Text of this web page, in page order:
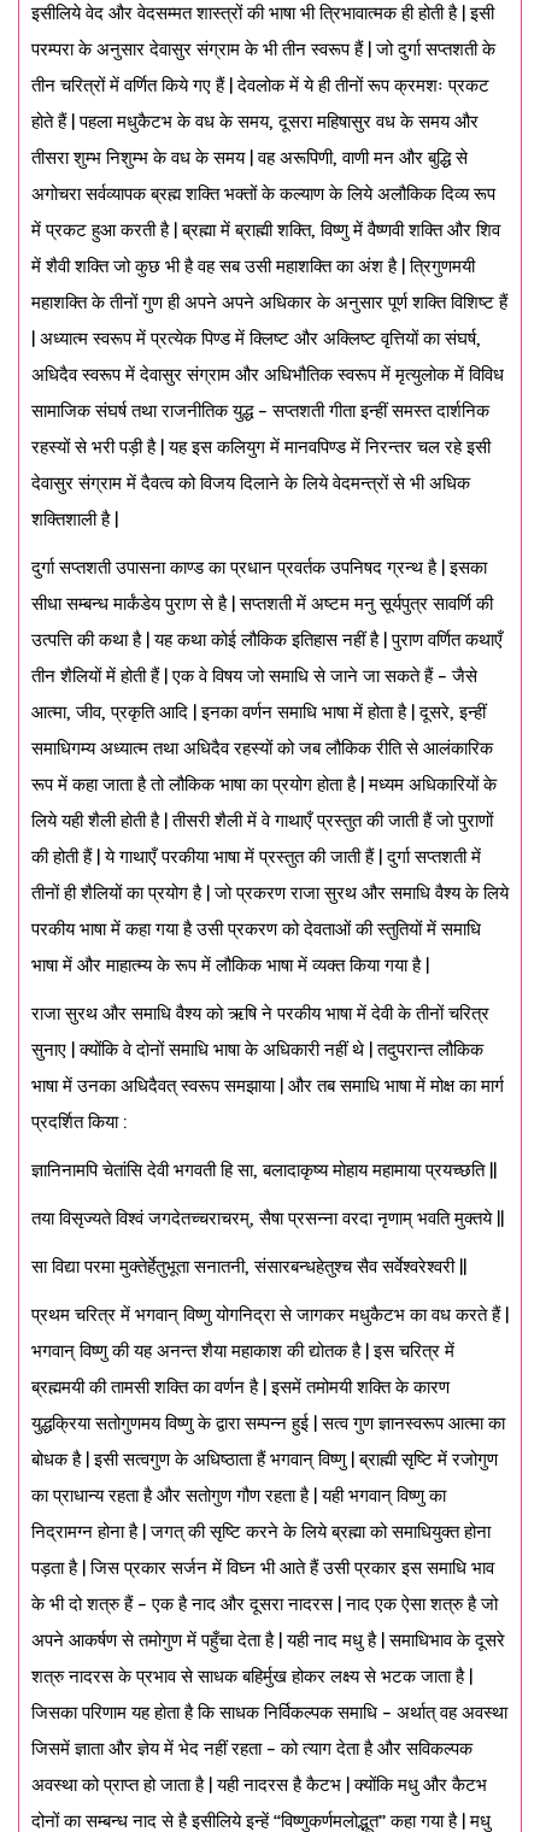
इसीलिये वेद और वेदसम्मत शास्त्रों की भाषा भी त्रिभावात्मक ही होती है | इसी
परम्परा के अनुसार देवासुर संग्राम के भी तीन स्वरूप हैं | जो दुर्गा सप्तशती के
तीन चरित्रों में वर्णित किये गए हैं | देवलोक में ये ही तीनों रूप क्रमशः प्रकट
होते हैं | पहला मधुकैटभ के वध के समय, दूसरा महिषासुर वध के समय और
तीसरा शुम्भ निशुम्भ के वध के समय | वह अरूपिणी, वाणी मन और बुद्धि से
अगोचरा सर्वव्यापक ब्रह्म शक्ति भक्तों के कल्याण के लिये अलौकिक दिव्य रूप
में प्रकट हुआ करती है | ब्रह्मा में ब्राह्मी शक्ति, विष्णु में वैष्णवी शक्ति और शिव
में शैवी शक्ति जो कुछ भी है वह सब उसी महाशक्ति का अंश है | त्रिगुणमयी
महाशक्ति के तीनों गुण ही अपने अपने अधिकार के अनुसार पूर्ण शक्ति विशिष्ट हैं
| अध्यात्म स्वरूप में प्रत्येक पिण्ड में क्लिष्ट और अक्लिष्ट वृत्तियों का संघर्ष,
अधिदैव स्वरूप में देवासुर संग्राम और अधिभौतिक स्वरूप में मृत्युलोक में विविध
सामाजिक संघर्ष तथा राजनीतिक युद्ध – सप्तशती गीता इन्हीं समस्त दार्शनिक
रहस्यों से भरी पड़ी है | यह इस कलियुग में मानवपिण्ड में निरन्तर चल रहे इसी
देवासुर संग्राम में दैवत्व को विजय दिलाने के लिये वेदमन्त्रों से भी अधिक
शक्तिशाली है |
दुर्गा सप्तशती उपासना काण्ड का प्रधान प्रवर्तक उपनिषद ग्रन्थ है | इसका
सीधा सम्बन्ध मार्कंडेय पुराण से है | सप्तशती में अष्टम मनु सूर्यपुत्र सावर्णि की
उत्पत्ति की कथा है | यह कथा कोई लौकिक इतिहास नहीं है | पुराण वर्णित कथाएँ
तीन शैलियों में होती हैं | एक वे विषय जो समाधि से जाने जा सकते हैं – जैसे
आत्मा, जीव, प्रकृति आदि | इनका वर्णन समाधि भाषा में होता है | दूसरे, इन्हीं
समाधिगम्य अध्यात्म तथा अधिदैव रहस्यों को जब लौकिक रीति से आलंकारिक
रूप में कहा जाता है तो लौकिक भाषा का प्रयोग होता है | मध्यम अधिकारियों के
लिये यही शैली होती है | तीसरी शैली में वे गाथाएँ प्रस्तुत की जाती हैं जो पुराणों
की होती हैं | ये गाथाएँ परकीया भाषा में प्रस्तुत की जाती हैं | दुर्गा सप्तशती में
तीनों ही शैलियों का प्रयोग है | जो प्रकरण राजा सुरथ और समाधि वैश्य के लिये
परकीय भाषा में कहा गया है उसी प्रकरण को देवताओं की स्तुतियों में समाधि
भाषा में और माहात्म्य के रूप में लौकिक भाषा में व्यक्त किया गया है |
राजा सुरथ और समाधि वैश्य को ऋषि ने परकीय भाषा में देवी के तीनों चरित्र
सुनाए | क्योंकि वे दोनों समाधि भाषा के अधिकारी नहीं थे | तदुपरान्त लौकिक
भाषा में उनका अधिदैवत् स्वरूप समझाया | और तब समाधि भाषा में मोक्ष का मार्ग
प्रदर्शित किया :
ज्ञानिनामपि चेतांसि देवी भगवती हि सा, बलादाकृष्य मोहाय महामाया प्रयच्छति ||
तया विसृज्यते विश्वं जगदेतच्चराचरम्, सैषा प्रसन्ना वरदा नृणाम् भवति मुक्तये ||
सा विद्या परमा मुक्तेर्हेतुभूता सनातनी, संसारबन्धहेतुश्च सैव सर्वेश्वरेश्वरी ||
प्रथम चरित्र में भगवान् विष्णु योगनिद्रा से जागकर मधुकैटभ का वध करते हैं |
भगवान् विष्णु की यह अनन्त शैया महाकाश की द्योतक है | इस चरित्र में
ब्रह्ममयी की तामसी शक्ति का वर्णन है | इसमें तमोमयी शक्ति के कारण
युद्धक्रिया सतोगुणमय विष्णु के द्वारा सम्पन्न हुई | सत्व गुण ज्ञानस्वरूप आत्मा का
बोधक है | इसी सत्वगुण के अधिष्ठाता हैं भगवान् विष्णु | ब्राह्मी सृष्टि में रजोगुण
का प्राधान्य रहता है और सतोगुण गौण रहता है | यही भगवान् विष्णु का
निद्रामग्न होना है | जगत् की सृष्टि करने के लिये ब्रह्मा को समाधियुक्त होना
पड़ता है | जिस प्रकार सर्जन में विघ्न भी आते हैं उसी प्रकार इस समाधि भाव
के भी दो शत्रु हैं – एक है नाद और दूसरा नादरस | नाद एक ऐसा शत्रु है जो
अपने आकर्षण से तमोगुण में पहुँचा देता है | यही नाद मधु है | समाधिभाव के दूसरे
शत्रु नादरस के प्रभाव से साधक बहिर्मुख होकर लक्ष्य से भटक जाता है |
जिसका परिणाम यह होता है कि साधक निर्विकल्पक समाधि – अर्थात् वह अवस्था
जिसमें ज्ञाता और ज्ञेय में भेद नहीं रहता – को त्याग देता है और सविकल्पक
अवस्था को प्राप्त हो जाता है | यही नादरस है कैटभ | क्योंकि मधु और कैटभ
दोनों का सम्बन्ध नाद से है इसीलिये इन्हें “विष्णुकर्णमलोद्भूत” कहा गया है | मधु